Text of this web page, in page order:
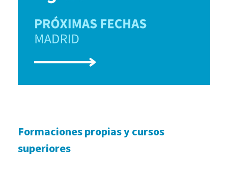
Formaciones propias y cursos
superiores